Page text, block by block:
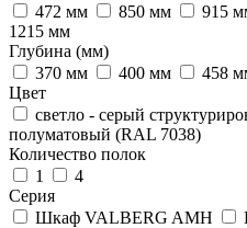
472 мм
850 мм 915
1215 мм
Глубина (мм)
370 мм
400 мм 458
Цвет
светло - серый
полуматовый (RAL 7038)
Количество полок
1
4
Серия
Шкаф VALBERG AMH